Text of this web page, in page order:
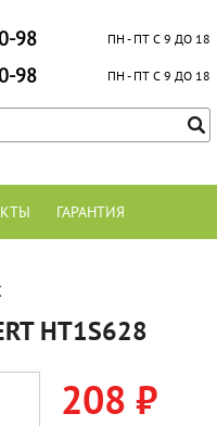
98 ПН - ПТ С 9 ДО 18
98 ПН - ПТ С 9 ДО 18
ГАРАНТИЯ
HT1S628
208 ₽